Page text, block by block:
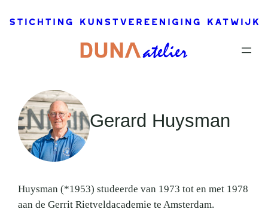
naar
Gerard Huysman
Huysman (*1953) studeerde van 1973 tot en met 1978
aan de Gerrit Rietveldacademie te Amsterdam.